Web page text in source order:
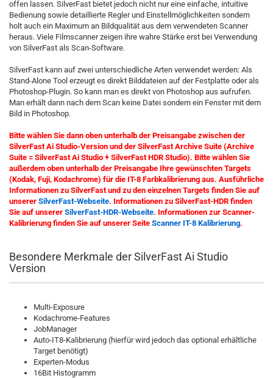
offen lassen. SilverFast bietet jedoch nicht nur eine einfache, intuitive
Bedienung sowie detaillierte Regler und Einstellmöglichkeiten sondern
holt auch ein Maximum an Bildqualität aus dem verwendeten Scanner
heraus. Viele Filmscanner zeigen ihre wahre Stärke erst bei Verwendung
von SilverFast als Scan-Software.
SilverFast kann auf zwei unterschiedliche Arten verwendet werden: Als
Stand-Alone Tool erzeugt es direkt Bilddateien auf der Festplatte oder als
Photoshop-Plugin. So kann man es direkt von Photoshop aus aufrufen.
Man erhält dann nach dem Scan keine Datei sondern ein Fenster mit dem
Bild in Photoshop.
Bitte wählen Sie dann oben unterhalb der Preisangabe zwischen der
SilverFast Ai Studio-Version und der SilverFast Archive Suite (Archive
Suite = SilverFast Ai Studio + SilverFast HDR Studio). Bitte wählen Sie
außerdem oben unterhalb der Preisangabe Ihre gewünschten Targets
(Kodak, Fuji, Kodachrome) für die IT-8 Farbkalibrierung aus. Ausführliche
Informationen zu SilverFast und zu den einzelnen Targets finden Sie auf
unserer SilverFast-Webseite. Informationen zu SilverFast-HDR finden
Sie auf unserer SilverFast-HDR-Webseite. Informationen zur Scanner-
Kalibrierung finden Sie auf unserer Seite Scanner IT-8 Kalibrierung.
Besondere Merkmale der SilverFast Ai Studio
Version
Multi-Exposure
Kodachrome-Features
JobManager
Auto-IT8-Kalibrierung (hierfür wird jedoch das optional erhältliche
Target benötigt)
Experten-Modus
16Bit Histogramm